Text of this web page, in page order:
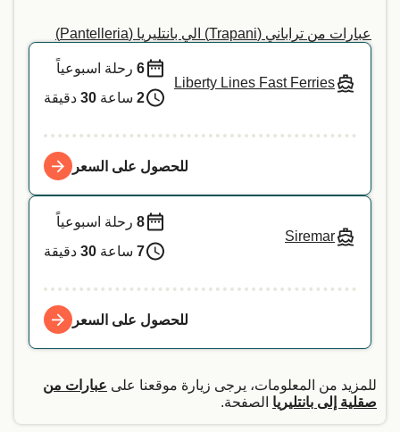
عبارات من تراباني (Trapani) الي بانتليريا (Pantelleria)
Liberty Lines Fast Ferries
6رحلة اسبوعياً
2 ساعة30دقيقة
للحصول على السعر
Siremar
8رحلة اسبوعياً
7 ساعة30دقيقة
للحصول على السعر
للمزيد من المعلومات، يرجى زيارة موقعنا علىعبارات من
صقلية إلى بانتليرياالصفحة.